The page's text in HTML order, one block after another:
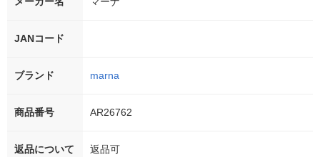
JANコード
ブランド marna
商品番号 AR26762
返品について
返品可